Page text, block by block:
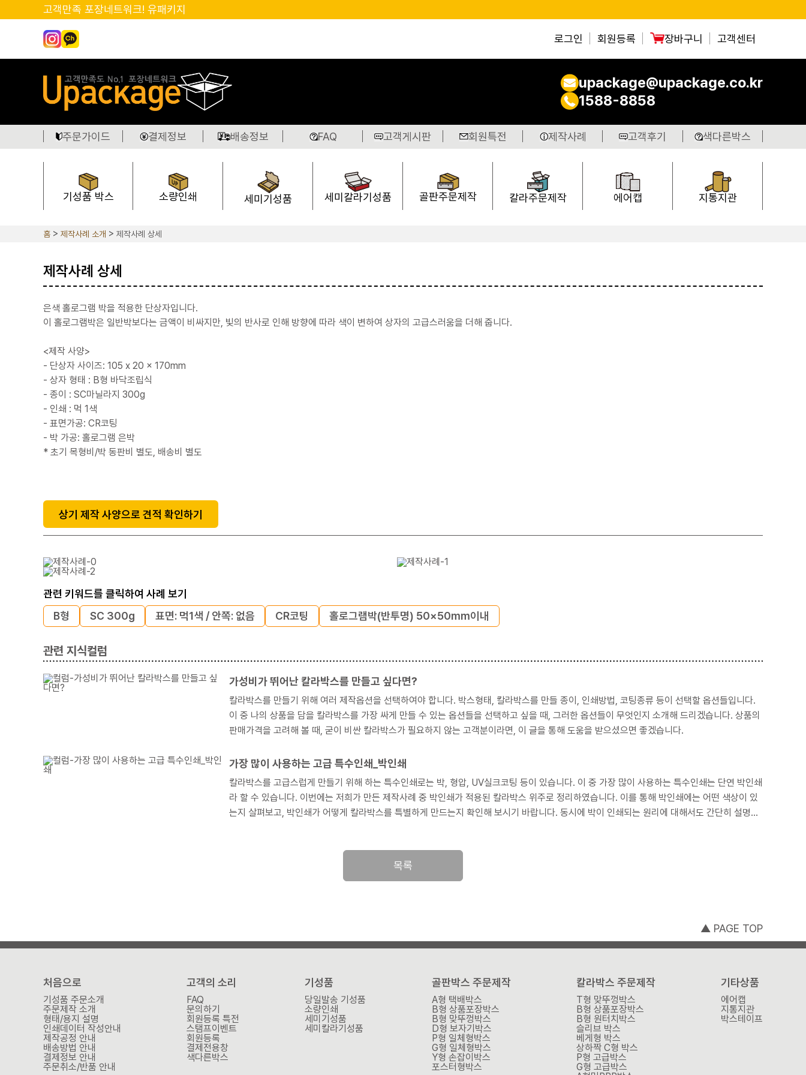
고객만족 포장네트워크! 유패키지
로그인 회원등록 장바구니 고객센터
upackage@upackage.co.kr
1588-8858
주문가이드 결제정보 배송정보 FAQ 고객게시판 회원특전 제작사례 고객후기 색다른박스
기성품 박스 소량인쇄 세미기성품 세미칼라기성품 골판주문제작 칼라주문제작 에어캡 지통지관
홈 제작사례 소개 제작사례 상세
제작사례 상세
은색 홀로그램 박을 적용한 단상자입니다.
이 홀로그램박은 일반박보다는 금액이 비싸지만, 빛의 반사로 인해 방향에 따라 색이 변하여 상자의 고급스러움을 더해 줍니다.
<제작 사양>
- 단상자 사이즈: 105 x 20 x 170mm
- 상자 형태 : B형 바닥조립식
- 종이 : SC마닐라지 300g
- 인쇄 : 먹 1색
- 표면가공: CR코팅
- 박 가공: 홀로그램 은박
* 초기 목형비/박 동판비 별도, 배송비 별도
상기 제작 사양으로 견적 확인하기
관련 키워드를 클릭하여 사례 보기
B형
SC 300g 표면: 먹1색 / 안쪽: 없음 CR코팅 홀로그램박(반투명) 50×50mm이내
관련 지식컬럼
가성비가 뛰어난 칼라박스를 만들고 싶다면?
칼라박스를 만들기 위해 여러 제작옵션을 선택하여야 합니다. 박스형태, 칼라박스를 만들 종이, 인쇄방법, 코팅종류 등이 선택할 옵션들입니다.
이 중 나의 상품을 담을 칼라박스를 가장 싸게 만들 수 있는 옵션들을 선택하고 싶을 때, 그러한 옵션들이 무엇인지 소개해 드리겠습니다. 상품의
판매가격을 고려해 볼 때, 굳이 비싼 칼라박스가 필요하지 않는 고객분이라면, 이 글을 통해 도움을 받으셨으면 좋겠습니다.
가장 많이 사용하는 고급 특수인쇄_박인쇄
칼라박스를 고급스럽게 만들기 위해 하는 특수인쇄로는 박, 형압, UV실크코팅 등이 있습니다. 이 중 가장 많이 사용하는 특수인쇄는 단연 박인쇄
라 할 수 있습니다. 이번에는 저희가 만든 제작사례 중 박인쇄가 적용된 칼라박스 위주로 정리하였습니다. 이를 통해 박인쇄에는 어떤 색상이 있
는지 살펴보고, 박인쇄가 어떻게 칼라박스를 특별하게 만드는지 확인해 보시기 바랍니다. 동시에 박이 인쇄되는 원리에 대해서도 간단히 설명하
목록
▲ PAGE TOP
처음으로
기성품 주문소개
주문제작 소개
형태/용지 설명
인쇄데이터 작성안내
제작공정 안내
배송방법 안내
결제정보 안내
주문취소/반품 안내
고객의 소리
FAQ
문의하기
회원등록 특전
스탬프이벤트
회원등록
결제전용창
색다른박스
기성품
당일발송 기성품
소량인쇄
세미기성품
세미칼라기성품
골판박스 주문제작
A형 택배박스
B형 상품포장박스
B형 맞뚜껑박스
D형 보자기박스
P형 일체형박스
G형 일체형박스
Y형 손잡이박스
포스터형박스
칼라박스 주문제작
T형 맞뚜껑박스
B형 상품포장박스
B형 원터치박스
슬리브 박스
베게형 박스
상하짝 C형 박스
P형 고급박스
G형 고급박스
기타상품
에어캡
지통지관
박스테이프